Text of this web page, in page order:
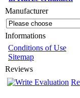
Manufacturer
Informations
Conditions of Use
Sitemap
Reviews